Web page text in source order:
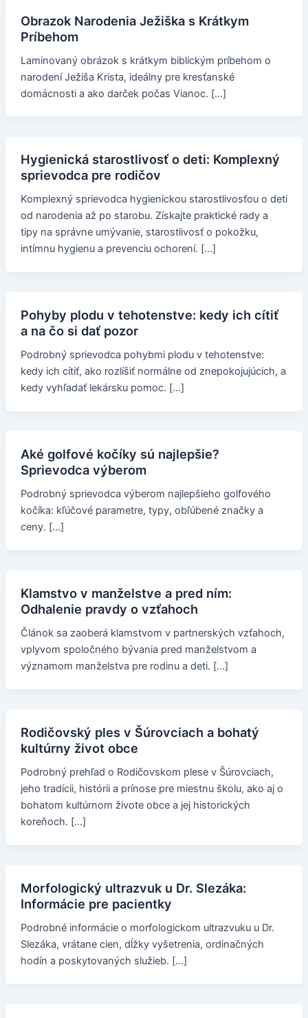
Obrazok Narodenia Ježiška s Krátkym
Príbehom
Laminovaný obrázok s krátkym biblickým príbehom o
narodení Ježiša Krista, ideálny pre kresťanské
domácnosti a ako darček počas Vianoc. […]
Hygienická starostlivosť o deti: Komplexný
sprievodca pre rodičov
Komplexný sprievodca hygienickou starostlivosťou o deti
od narodenia až po starobu. Získajte praktické rady a
tipy na správne umývanie, starostlivosť o pokožku,
intímnu hygienu a prevenciu ochorení. […]
Pohyby plodu v tehotenstve: kedy ich cítiť
a na čo si dať pozor
Podrobný sprievodca pohybmi plodu v tehotenstve:
kedy ich cítiť, ako rozlíšiť normálne od znepokojujúcich, a
kedy vyhľadať lekársku pomoc. […]
Aké golfové kočíky sú najlepšie?
Sprievodca výberom
Podrobný sprievodca výberom najlepšieho golfového
kočíka: kľúčové parametre, typy, obľúbené značky a
ceny. […]
Klamstvo v manželstve a pred ním:
Odhalenie pravdy o vzťahoch
Článok sa zaoberá klamstvom v partnerských vzťahoch,
vplyvom spoločného bývania pred manželstvom a
významom manželstva pre rodinu a deti. […]
Rodičovský ples v Šúrovciach a bohatý
kultúrny život obce
Podrobný prehľad o Rodičovskom plese v Šúrovciach,
jeho tradícii, histórii a prínose pre miestnu školu, ako aj o
bohatom kultúrnom živote obce a jej historických
koreňoch. […]
Morfologický ultrazvuk u Dr. Slezáka:
Informácie pre pacientky
Podrobné informácie o morfologickom ultrazvuku u Dr.
Slezáka, vrátane cien, dĺžky vyšetrenia, ordinačných
hodín a poskytovaných služieb. […]